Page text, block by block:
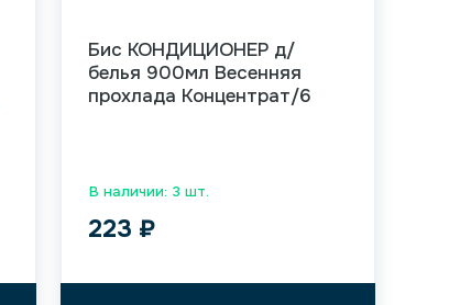
В наличии: 3 шт.
Бис КОНДИЦИОНЕР д/
белья 900мл Весенняя
прохлада Концентрат/6
223 ₽